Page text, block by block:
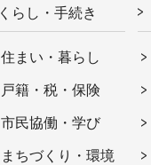
くらし・手続き
住まい・暮らし
戸籍・税・保険
市民協働・学び
まちづくり・環境